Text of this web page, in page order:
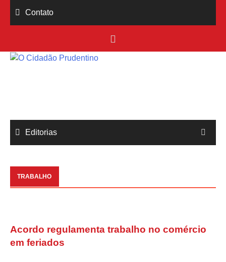
Contato
Editorias
TRABALHO
Acordo regulamenta trabalho no comércio
em feriados